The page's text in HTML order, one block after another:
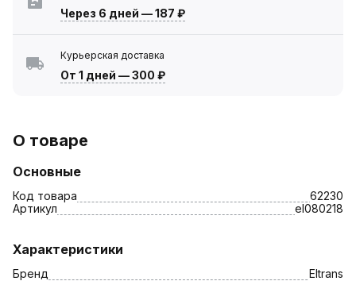
Через 6 дней —187 ₽
Курьерская доставка
От 1 дней —300 ₽
О товаре
Основные
Код товара
62230
Артикул
el080218
Характеристики
Бренд Eltrans